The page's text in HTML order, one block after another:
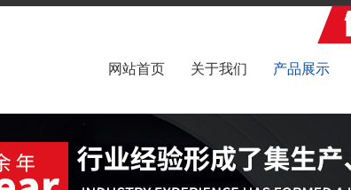
网站首页 关于我们 产品展示